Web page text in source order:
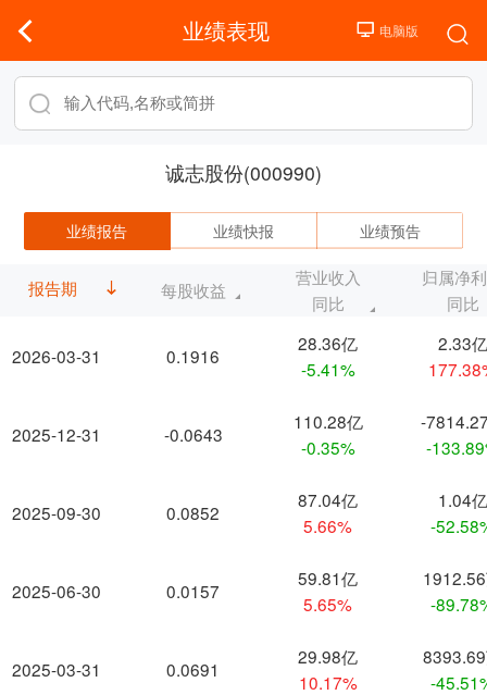
业绩表现
诚志股份(000990)
业绩报告 业绩快报 业绩预告
报告期
2026-03-31
2025-12-31
2025-09-30
2025-06-30
2025-03-31
每股收益
营业收入
同比
归属净
同比
0.1916
28.36亿
-5.41%
2.33亿
-0.0643
110.28亿
-0.35%
-
-
0.0852
87.04亿
5.66%
1.04亿
-
0.0157
59.81亿
5.65%
-
0.0691
29.98亿
10.17%
-